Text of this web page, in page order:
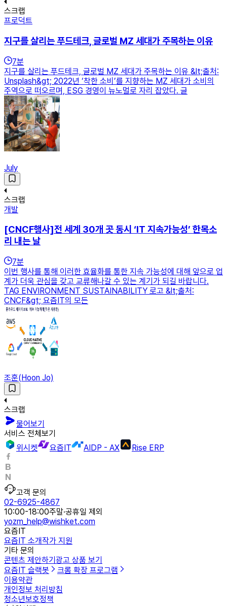
스크랩
프로덕트
지구를 살리는 푸드테크, 글로벌 MZ 세대가 주목하는 이유
7분
지구를 살리는 푸드테크, 글로벌 MZ 세대가 주목하는 이유 &lt;출처:
Unsplash&gt; 2022년 ‘착한 소비’를 지향하는 MZ 세대가 소비의
주역으로 떠오르며, ESG 경영이 뉴노멀로 자리 잡았다. 글
July
스크랩
개발
[CNCF행사]전 세계 30개 곳 동시 ‘IT 지속가능성’ 한목소
리 내는 날
7분
이번 행사를 통해 이러한 효율화를 통한 지속 가능성에 대해 앞으로 업
계가 더욱 관심을 갖고 교류해나갈 수 있는 계기가 되길 바랍니다.
TAG ENVIRONMENT SUSTAINABILITY 로고 &lt;출처:
CNCF&gt; 요즘IT의 모든
조훈(Hoon Jo)
스크랩
물어보기
서비스 전체보기
위시켓
요즘IT AIDP - AX Rise ERP
고객 문의
02-6925-4867
10:00-18:00주말·공휴일 제외
yozm_help@wishket.com
요즘IT
요즘IT 소개작가 지원
기타 문의
콘텐츠 제안하기 광고 상품 보기
요즘IT 슬랙봇
크롬 확장 프로그램
이용약관
개인정보 처리방침
청소년보호정책